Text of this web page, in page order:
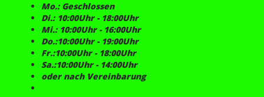
Mo.: Geschlossen
Di.: 10:00Uhr - 18:00Uhr
Mi.: 10:00Uhr - 16:00Uhr
Do.:10:00Uhr - 19:00Uhr
Fr.:10:00Uhr - 18:00Uhr
Sa.:10:00Uhr - 14:00Uhr
oder nach Vereinbarung